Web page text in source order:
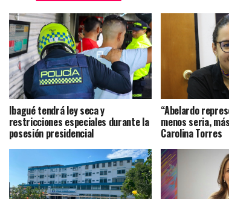
Ibagué tendrá ley seca y
restricciones especiales durante la
posesión presidencial
“Abelardo
menos seria,
Carolina Torres